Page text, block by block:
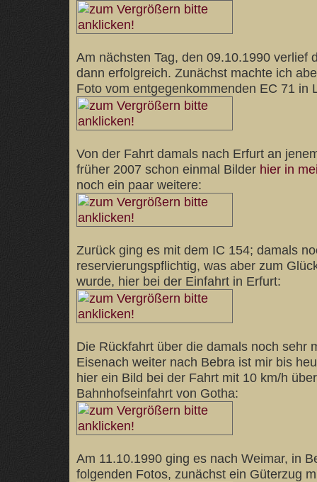
Am nächsten Tag, den 09.10.1990 verlief
dann erfolgreich. Zunächst machte ich
Foto vom entgegenkommenden EC 71 in
Von der Fahrt damals nach Erfurt an
früher 2007 schon einmal Bilder hier in
noch ein paar weitere:
Zurück ging es mit dem IC 154; damals
reservierungspflichtig, was aber zum
wurde, hier bei der Einfahrt in Erfurt:
Die Rückfahrt über die damals noch sehr
Eisenach weiter nach Bebra ist mir bis
hier ein Bild bei der Fahrt mit 10 km/h
Bahnhofseinfahrt von Gotha:
Am 11.10.1990 ging es nach Weimar, in
folgenden Fotos, zunächst ein Güterzug